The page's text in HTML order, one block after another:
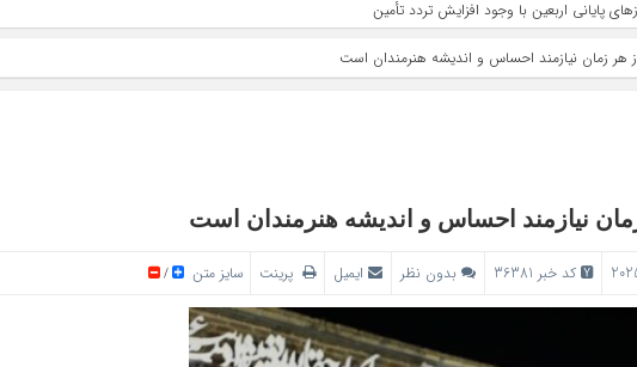
پایانی اربعین با وجود افزایش تردد تأمین است
هر زمان نیازمند احساس و اندیشه هنرمندان است
نیازمند احساس و اندیشه هنرمندان است
کد خبر 36381 بدون نظر ایمیل پرینت سایز متن /